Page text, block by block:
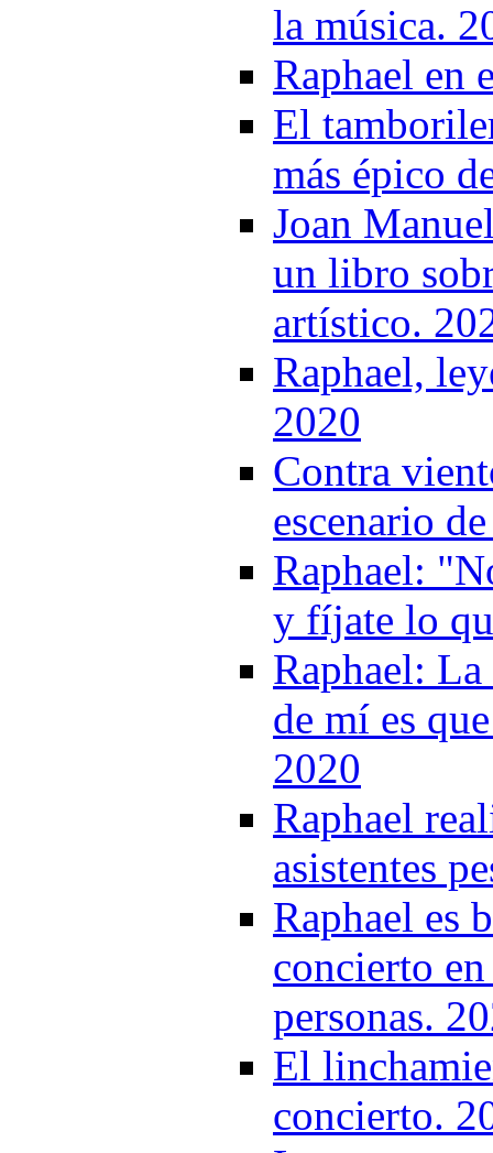
la música.
Raphael en
El
más épico
Joan
un libro
artístico.
Raphael,
2020
Contra
escenario
Raphael:
y fíjate lo
Raphael:
de mí es
2020
Raphael
asistentes
Raphael es
concierto
personas.
El
concierto.